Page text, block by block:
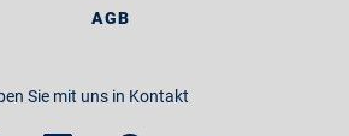
AGB
Sie mit uns in Kontakt